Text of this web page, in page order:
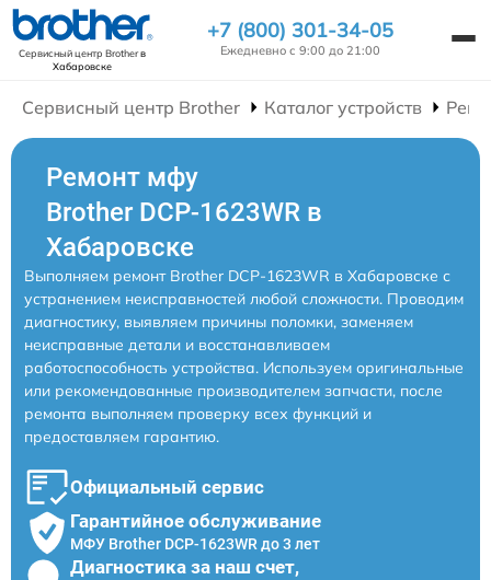
Сервисный центр Brotherв
Хабаровске
+7 (800) 301-34-05
Ежедневно с 9:00 до 21:00
Сервисный центр Brother Каталог устройств
Ремонт мфу
Brother DCP-1623WR в
Хабаровске
Выполняем ремонт Brother DCP-1623WR в Хабаровске с
устранением неисправностей любой сложности. Проводим
диагностику, выявляем причины поломки, заменяем
неисправные детали и восстанавливаем
работоспособность устройства. Используем оригинальные
или рекомендованные производителем запчасти, после
ремонта выполняем проверку всех функций и
предоставляем гарантию.
Официальный сервис
Гарантийное обслуживание
МФУ Brother DCP-1623WR до 3 лет
Диагностика за наш счет,